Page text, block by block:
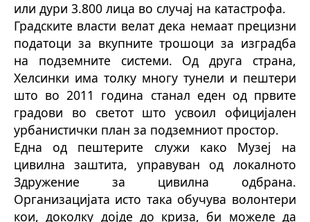
или дури 3.800 лица во случај на катастрофа.
Градските власти велат дека немаат прецизни
податоци за вкупните трошоци за изградба
на подземните системи. Од друга страна,
Хелсинки има толку многу тунели и пештери
што во 2011 година станал еден од првите
градови во светот што усвоил официјален
урбанистички план за подземниот простор.
Една од пештерите служи како Музеј на
цивилна заштита, управуван од локалното
Здружение за цивилна одбрана.
Организацијата исто така обучува волонтери
кои, доколку дојде до криза, би можеле да